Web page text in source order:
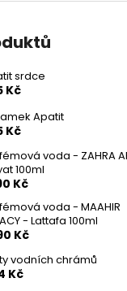
srdce
Kč
Apatit
Kč
voda - ZAHRA
100ml
Kč
voda - MAAHIR
- Lattafa 100ml
Kč
vodních chrámů
Kč